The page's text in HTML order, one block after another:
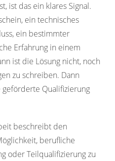
ist das ein klares Signal.
ein technisches
ein bestimmter
Erfahrung in einem
ist die Lösung nicht, noch
zu schreiben. Dann
Qualifizierung
beschreibt den
berufliche
oder Teilqualifizierung zu